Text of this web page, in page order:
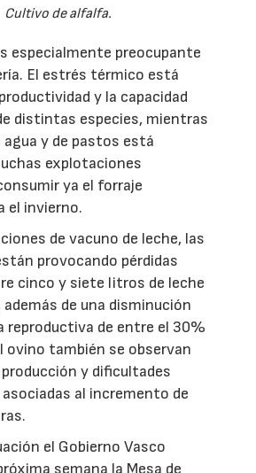
Cultivo de alfalfa.
especialmente preocupante
El estrés térmico está
y la capacidad
distintas especies, mientras
y de pastos está
explotaciones
ya el forraje
el invierno.
de vacuno de leche, las
provocando pérdidas
cinco y siete litros de leche
además de una disminución
reproductiva de entre el 30%
ovino también se observan
y dificultades
al incremento de
el Gobierno Vasco